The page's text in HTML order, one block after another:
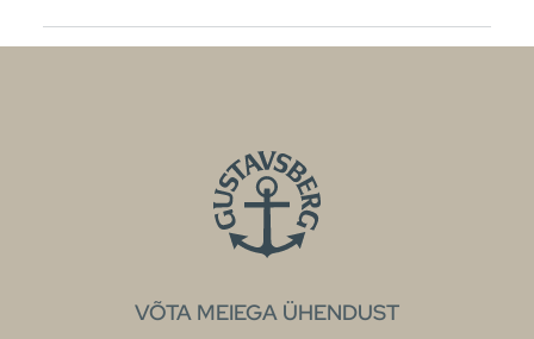
VÕTA MEIEGA ÜHENDUST